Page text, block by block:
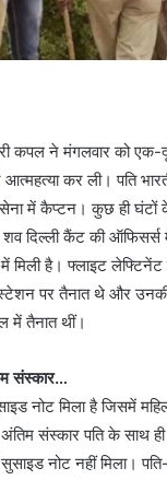
कपल ने मंगलवार को
कर ली। पति
में कैप्टन। कुछ ही घंटों
शव दिल्ली कैंट की ऑफिसर्स
में मिली है। फ्लाइट
पर तैनात थे और
में तैनात थीं।
संस्कार…
नोट मिला है जिसमें
संस्कार पति के साथ
नोट नहीं मिला।